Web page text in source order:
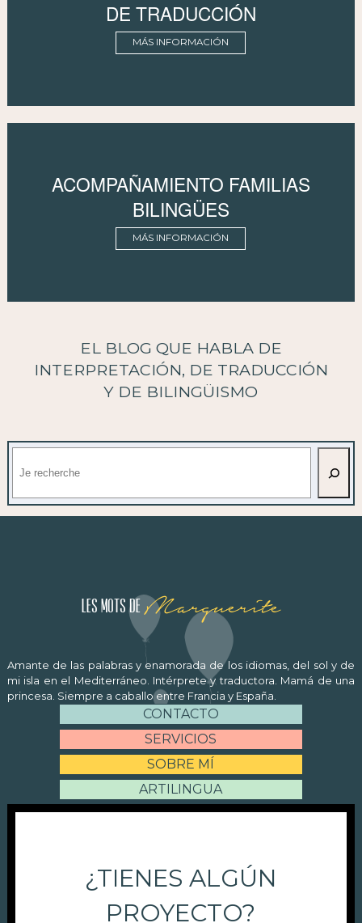
DE TRADUCCIÓN
MÁS INFORMACIÓN
ACOMPAÑAMIENTO FAMILIAS
BILINGÜES
MÁS INFORMACIÓN
EL BLOG QUE HABLA DE
INTERPRETACIÓN, DE TRADUCCIÓN
Y DE BILINGÜISMO
Les mots de Marguerite
Amante de las palabras y enamorada de los idiomas, del sol y de
mi isla en el Mediterráneo. Intérprete y traductora. Mamá de una
princesa. Siempre a caballo entre Francia y España.
CONTACTO
SERVICIOS
SOBRE MÍ
ARTILINGUA
¿TIENES ALGÚN
PROYECTO?